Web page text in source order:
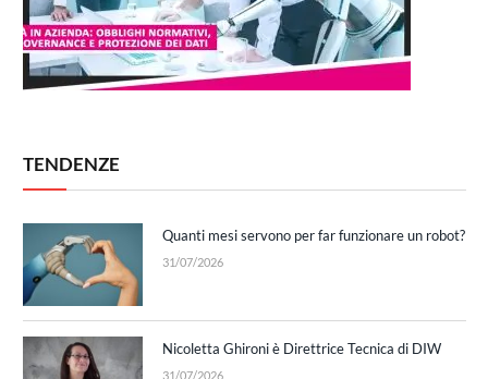
TENDENZE
Quanti mesi servono per far funzionare un robot?
31/07/2026
Nicoletta Ghironi è Direttrice Tecnica di DIW
31/07/2026